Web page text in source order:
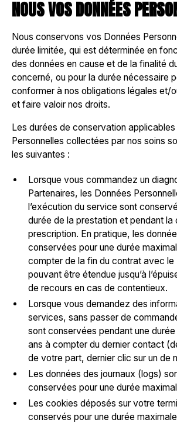
NOUS VOS DONNÉES
Nous conservons vos Données
durée limitée, qui est déterminée en
des données en cause et de la finalité
concerné, ou pour la durée nécessaire
conformer à nos obligations légales et/
et faire valoir nos droits.
Les durées de conservation
Personnelles collectées par nos soins
les suivantes :
Lorsque vous commandez un
Partenaires, les Données
l’exécution du service sont
durée de la prestation et pendant la
prescription. En pratique, les
conservées pour une durée
compter de la fin du contrat avec le
pouvant être étendue jusqu’à
de recours en cas de contentieux.
Lorsque vous demandez des
services, sans passer de
sont conservées pendant une
ans à compter du dernier contact
de votre part, dernier clic sur un de
Les données des journaux (logs)
conservées pour une durée
Les cookies déposés sur votre
conservés pour une durée